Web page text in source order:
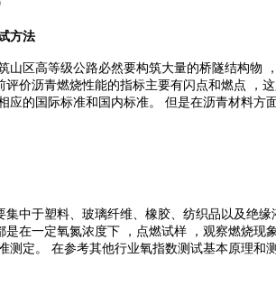
方法
山区高等级公路必然要构筑大量的桥隧结构物
价沥青燃烧性能的指标主要有闪点和燃点 ，
应的国际标准和国内标准。 但是在沥青材料
中于塑料、玻璃纤维、橡胶、纺织品以及绝
是在一定氧氮浓度下 ，点燃试样 ，观察燃烧
测定。 在参考其他行业氧指数测试基本原理